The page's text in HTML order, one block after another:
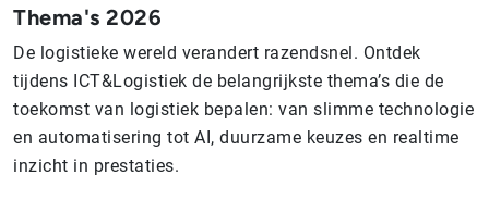
Thema's 2026
De logistieke wereld verandert razendsnel. Ontdek
tijdens ICT&Logistiek de belangrijkste thema’s die de
toekomst van logistiek bepalen: van slimme technologie
en automatisering tot AI, duurzame keuzes en realtime
inzicht in prestaties.